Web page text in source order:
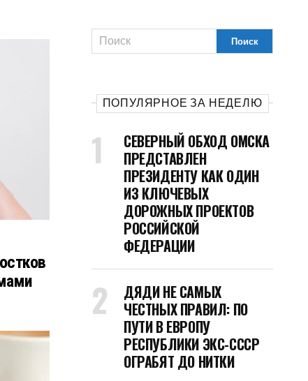
ПОПУЛЯРНОЕ ЗА НЕДЕЛЮ
СЕВЕРНЫЙ ОБХОД ОМСКА
ПРЕДСТАВЛЕН
ПРЕЗИДЕНТУ КАК ОДИН
ИЗ КЛЮЧЕВЫХ
ДОРОЖНЫХ ПРОЕКТОВ
РОССИЙСКОЙ
ФЕДЕРАЦИИ
ДЯДИ НЕ САМЫХ
ЧЕСТНЫХ ПРАВИЛ: ПО
ПУТИ В ЕВРОПУ
РЕСПУБЛИКИ ЭКС-СССР
ОГРАБЯТ ДО НИТКИ